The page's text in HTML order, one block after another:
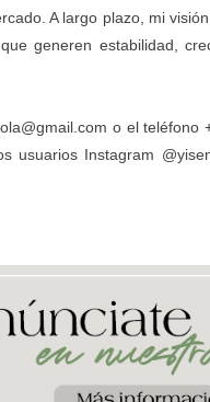
A largo plazo, mi
generen estabilidad,
o el teléfono
Instagram